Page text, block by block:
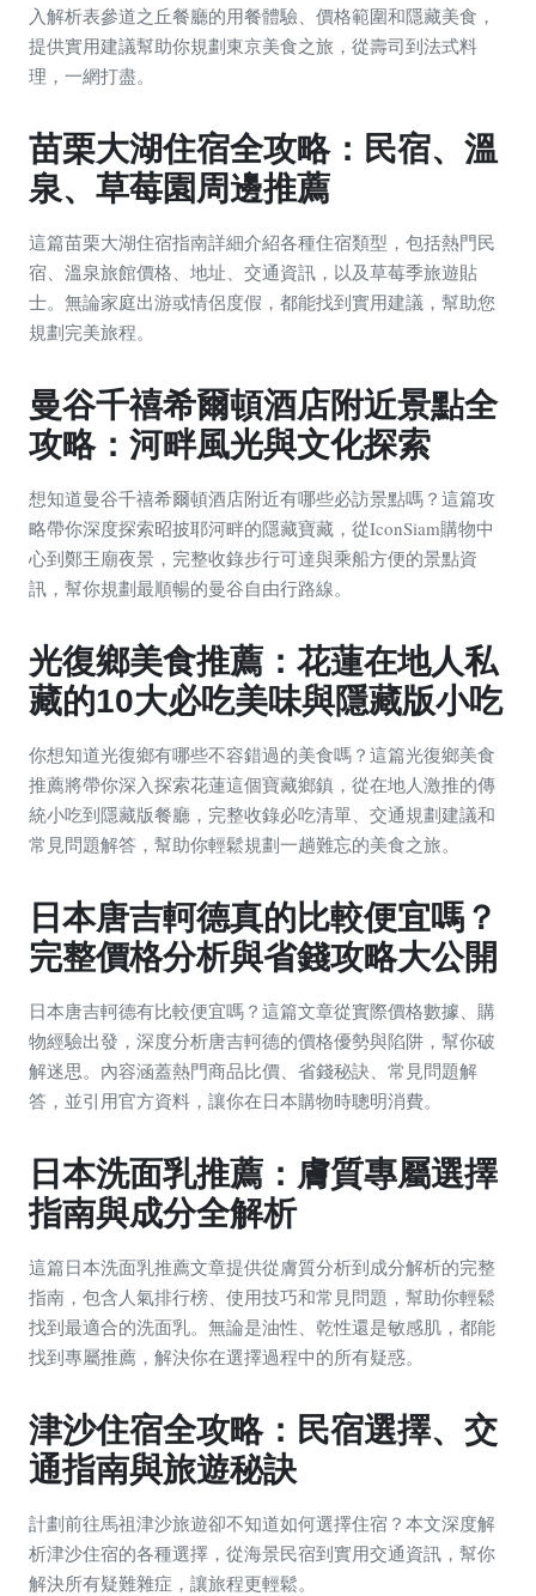
入解析表參道之丘餐廳的用餐體驗、價格範圍和隱藏美食，
提供實用建議幫助你規劃東京美食之旅，從壽司到法式料
理，一網打盡。
苗栗大湖住宿全攻略：民宿、溫
泉、草莓園周邊推薦
這篇苗栗大湖住宿指南詳細介紹各種住宿類型，包括熱門民
宿、溫泉旅館價格、地址、交通資訊，以及草莓季旅遊貼
士。無論家庭出游或情侶度假，都能找到實用建議，幫助您
規劃完美旅程。
曼谷千禧希爾頓酒店附近景點全
攻略：河畔風光與文化探索
想知道曼谷千禧希爾頓酒店附近有哪些必訪景點嗎？這篇攻
略帶你深度探索昭披耶河畔的隱藏寶藏，從IconSiam購物中
心到鄭王廟夜景，完整收錄步行可達與乘船方便的景點資
訊，幫你規劃最順暢的曼谷自由行路線。
光復鄉美食推薦：花蓮在地人私
藏的10大必吃美味與隱藏版小吃
你想知道光復鄉有哪些不容錯過的美食嗎？這篇光復鄉美食
推薦將帶你深入探索花蓮這個寶藏鄉鎮，從在地人激推的傳
統小吃到隱藏版餐廳，完整收錄必吃清單、交通規劃建議和
常見問題解答，幫助你輕鬆規劃一趟難忘的美食之旅。
日本唐吉軻德真的比較便宜嗎？
完整價格分析與省錢攻略大公開
日本唐吉軻德有比較便宜嗎？這篇文章從實際價格數據、購
物經驗出發，深度分析唐吉軻德的價格優勢與陷阱，幫你破
解迷思。內容涵蓋熱門商品比價、省錢秘訣、常見問題解
答，並引用官方資料，讓你在日本購物時聰明消費。
日本洗面乳推薦：膚質專屬選擇
指南與成分全解析
這篇日本洗面乳推薦文章提供從膚質分析到成分解析的完整
指南，包含人氣排行榜、使用技巧和常見問題，幫助你輕鬆
找到最適合的洗面乳。無論是油性、乾性還是敏感肌，都能
找到專屬推薦，解決你在選擇過程中的所有疑惑。
津沙住宿全攻略：民宿選擇、交
通指南與旅遊秘訣
計劃前往馬祖津沙旅遊卻不知道如何選擇住宿？本文深度解
析津沙住宿的各種選擇，從海景民宿到實用交通資訊，幫你
解決所有疑難雜症，讓旅程更輕鬆。